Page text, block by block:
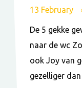
13 February
De 5 gekke
naar de wc
ook Joy van
gezelliger dan